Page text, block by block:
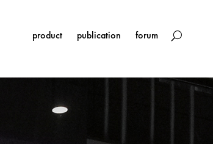
product publication forum